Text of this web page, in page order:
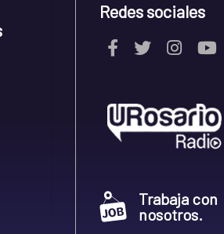
Redes sociales
Trabaja con
nosotros.